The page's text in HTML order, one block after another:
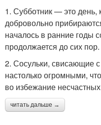
1. Субботник — это день,
добровольно
началось в ранние годы
продолжается до сих пор.
2. Сосульки, свисающие
настолько огромными,
во избежание
читать дальше →